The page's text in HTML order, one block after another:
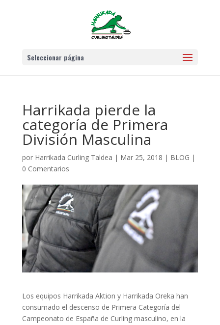
Seleccionar página
Harrikada pierde la
categoría de Primera
División Masculina
por Harrikada Curling Taldea | Mar 25, 2018 | BLOG |
0 Comentarios
Los equipos Harrikada Aktion y Harrikada Oreka han
consumado el descenso de Primera Categoría del
Campeonato de España de Curling masculino, en la